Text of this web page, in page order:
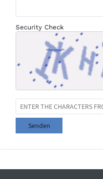
Security Check
Senden